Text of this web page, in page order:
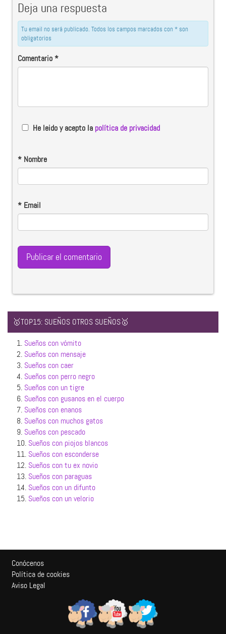
Deja una respuesta
Tu email no será publicado. Todos los campos marcados con * son
obligatorios
Comentario*
He leido y acepto la política de privacidad
* Nombre
* Email
🥇TOP15: SUEÑOS OTROS SUEÑOS🥇
1. Sueños con vómito
2. Sueños con mensaje
3. Sueños con caer
4. Sueños con perro negro
5. Sueños con un tigre
6. Sueños con gusanos en el cuerpo
7. Sueños con enanos
8. Sueños con muchos gatos
9. Sueños con pescado
10. Sueños con piojos blancos
11. Sueños con esconderse
12. Sueños con tu ex novio
13. Sueños con paraguas
14. Sueños con un difunto
15. Sueños con un velorio
Conócenos
Política de cookies
Aviso Legal